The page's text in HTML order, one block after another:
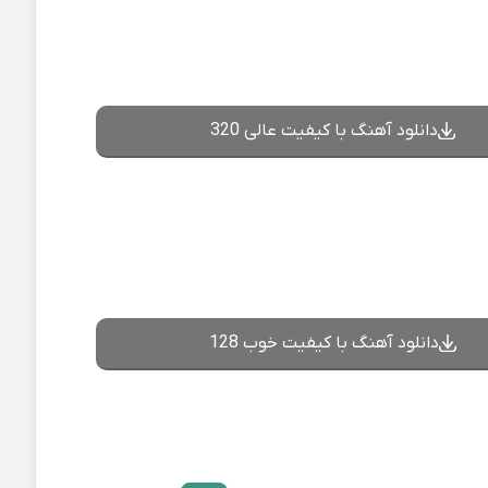
دانلود آهنگ با کیفیت عالی 320
دانلود آهنگ با کیفیت خوب 128